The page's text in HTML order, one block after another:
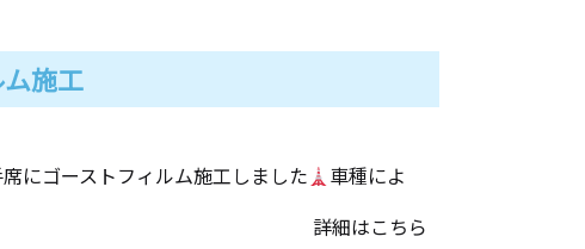
施工
にゴーストフィルム施工しました
車種によ
詳細はこちら